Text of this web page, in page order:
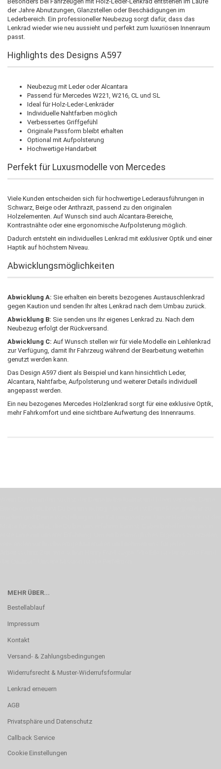
der Jahre Abnutzungen, Glanzstellen oder Beschädigungen im
Lederbereich. Ein professioneller Neubezug sorgt dafür, dass das
Lenkrad wieder wie neu aussieht und perfekt zum luxuriösen Innenraum
passt.
Highlights des Designs A597
Neubezug mit Leder oder Alcantara
Passend für Mercedes W221, W216, CL und SL
Ideal für Holz-Leder-Lenkräder
Individuelle Nahtfarben möglich
Verbessertes Griffgefühl
Originale Passform bleibt erhalten
Optional mit Aufpolsterung
Hochwertige Handarbeit
Perfekt für Luxusmodelle von Mercedes
Viele Kunden entscheiden sich für hochwertige Lederausführungen in
Schwarz, Beige oder Anthrazit, passend zu den originalen
Holzelementen. Auf Wunsch sind auch Alcantara-Bereiche,
Kontrastnähte oder eine ergonomische Aufpolsterung möglich.
Dadurch entsteht ein individuelles Lenkrad mit exklusiver Optik und einer
Haptik auf höchstem Niveau.
Abwicklungsmöglichkeiten
Abwicklung A: Sie erhalten ein bereits bezogenes Austauschlenkrad
gegen Kaution und senden Ihr altes Lenkrad nach dem Umbau zurück.
Abwicklung B: Sie senden uns Ihr eigenes Lenkrad zu. Nach dem
Neubezug erfolgt der Rückversand.
Abwicklung C: Auf Wunsch stellen wir für viele Modelle ein Leihlenkrad
zur Verfügung, damit Ihr Fahrzeug während der Bearbeitung weiterhin
genutzt werden kann.
Das Design A597 dient als Beispiel und kann hinsichtlich Leder,
Alcantara, Nahtfarbe, Aufpolsterung und weiterer Details individuell
angepasst werden.
Ein neu bezogenes Mercedes Holzlenkrad sorgt für eine exklusive Optik,
mehr Fahrkomfort und eine sichtbare Aufwertung des Innenraums.
MEHR ÜBER...
Bestellablauf
Impressum
Kontakt
Versand- & Zahlungsbedingungen
Widerrufsrecht & Muster-Widerrufsformular
Lenkrad erneuern
AGB
Privatsphäre und Datenschutz
Callback Service
Cookie Einstellungen